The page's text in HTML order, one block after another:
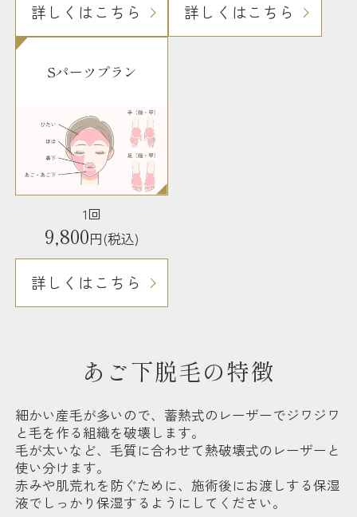
詳しくはこちら 詳しくはこちら
Sパーツプラン
1回
9,800円(税込)
詳しくはこちら
あご下脱毛の特徴
細かい産毛が多いので、蓄熱式のレーザーでジワジワ
と毛を作る組織を破壊します。
毛が太いなど、毛質に合わせて熱破壊式のレーザーと
使い分けます。
赤みや肌荒れを防ぐために、施術後にお渡しする保湿
液でしっかり保湿するようにしてください。